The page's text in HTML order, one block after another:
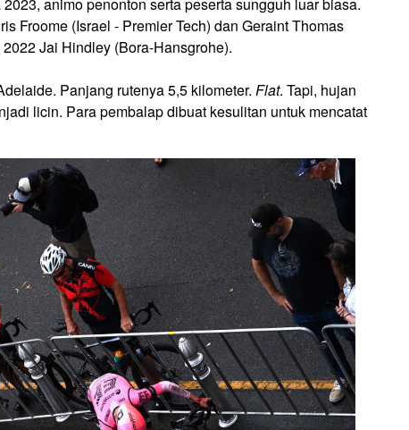
Froome (Israel - Premier Tech) dan Geraint Thomas
Jai Hindley (Bora-Hansgrohe).
Panjang rutenya 5,5 kilometer. Flat. Tapi, hujan
licin. Para pembalap dibuat kesulitan untuk mencatat